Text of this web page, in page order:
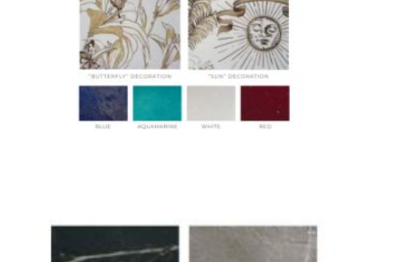
Москве осуществляется в течение 3-5 рабочих
дней. Для Московской области сроки зависят
от удалённости объекта и варьируются от 5 до
10 рабочих дней. Возможна срочная доставка
при наличии свободных логистических
Каждый заказ отслеживается в режиме
реального времени через систему GPS-